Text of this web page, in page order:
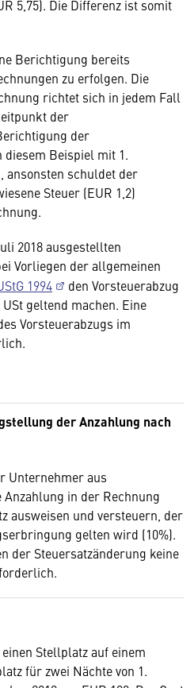
5,75). Die Differenz ist somit
Berichtigung bereits
zu erfolgen. Die
richtet sich in jedem Fall
der
der
Beispiel mit 1.
ansonsten schuldet der
Steuer (EUR 1,2)
2018 ausgestellten
Vorliegen der allgemeinen
1994
den Vorsteuerabzug
geltend machen. Eine
Vorsteuerabzugs im
der Anzahlung nach
Unternehmer aus
in der Rechnung
ausweisen und versteuern, der
gelten wird (10%).
der Steuersatzänderung keine
Stellplatz auf einem
für zwei Nächte von 1.